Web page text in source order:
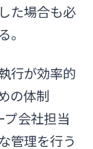
た場合も必
行が効率的
の体制
プ会社担当
管理を行う